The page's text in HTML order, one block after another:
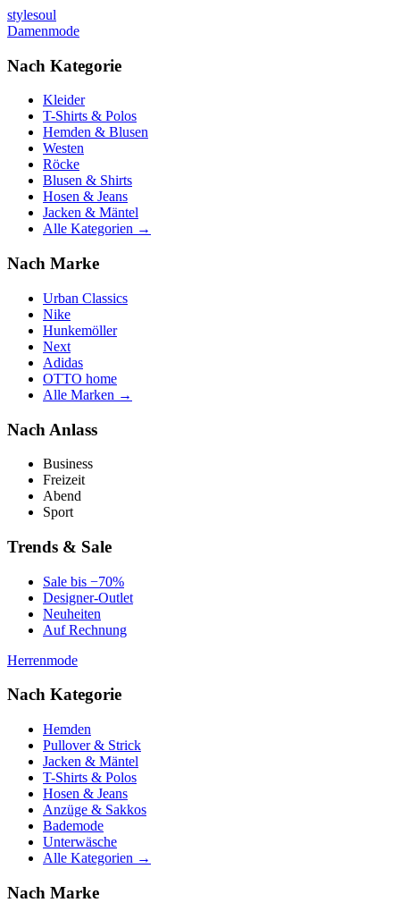
stylesoul
Damenmode
Nach Kategorie
Kleider
T-Shirts & Polos
Hemden & Blusen
Westen
Röcke
Blusen & Shirts
Hosen & Jeans
Jacken & Mäntel
Alle Kategorien →
Nach Marke
Urban Classics
Nike
Hunkemöller
Next
Adidas
OTTO home
Alle Marken →
Nach Anlass
Business
Freizeit
Abend
Sport
Trends & Sale
Sale bis −70%
Designer-Outlet
Neuheiten
Auf Rechnung
Herrenmode
Nach Kategorie
Hemden
Pullover & Strick
Jacken & Mäntel
T-Shirts & Polos
Hosen & Jeans
Anzüge & Sakkos
Bademode
Unterwäsche
Alle Kategorien →
Nach Marke